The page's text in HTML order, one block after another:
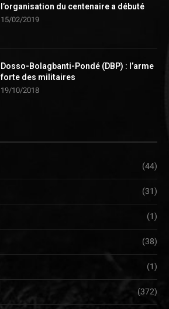
l’organisation du centenaire a débuté
15/02/2019
Dosso-Bolagbanti-Pondé (DBP) : l’arme
forte des militaires
19/10/2018
(44)
(31)
(1)
(38)
(1)
(372)